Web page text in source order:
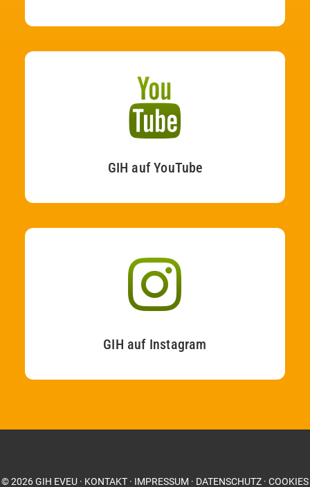
GIH auf YouTube
GIH auf Instagram
©2026GIH EVEU · KONTAKT · IMPRESSUM · DATENSCHUTZ · COOKIES